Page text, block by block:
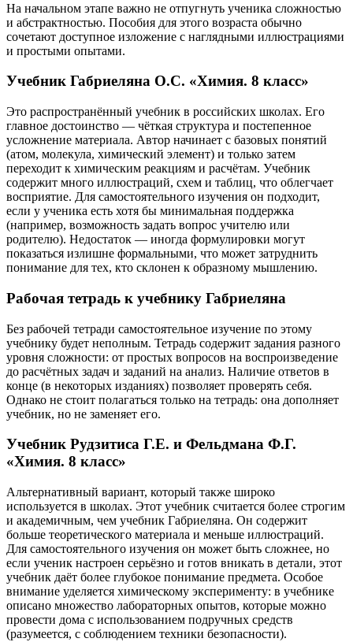
На начальном этапе важно не отпугнуть ученика сложностью
и абстрактностью. Пособия для этого возраста обычно
сочетают доступное изложение с наглядными иллюстрациями
и простыми опытами.
Учебник Габриеляна О.С. «Химия. 8 класс»
Это распространённый учебник в российских школах. Его
главное достоинство — чёткая структура и постепенное
усложнение материала. Автор начинает с базовых понятий
(атом, молекула, химический элемент) и только затем
переходит к химическим реакциям и расчётам. Учебник
содержит много иллюстраций, схем и таблиц, что облегчает
восприятие. Для самостоятельного изучения он подходит,
если у ученика есть хотя бы минимальная поддержка
(например, возможность задать вопрос учителю или
родителю). Недостаток — иногда формулировки могут
показаться излишне формальными, что может затруднить
понимание для тех, кто склонен к образному мышлению.
Рабочая тетрадь к учебнику Габриеляна
Без рабочей тетради самостоятельное изучение по этому
учебнику будет неполным. Тетрадь содержит задания разного
уровня сложности: от простых вопросов на воспроизведение
до расчётных задач и заданий на анализ. Наличие ответов в
конце (в некоторых изданиях) позволяет проверять себя.
Однако не стоит полагаться только на тетрадь: она дополняет
учебник, но не заменяет его.
Учебник Рудзитиса Г.Е. и Фельдмана Ф.Г.
«Химия. 8 класс»
Альтернативный вариант, который также широко
используется в школах. Этот учебник считается более строгим
и академичным, чем учебник Габриеляна. Он содержит
больше теоретического материала и меньше иллюстраций.
Для самостоятельного изучения он может быть сложнее, но
если ученик настроен серьёзно и готов вникать в детали, этот
учебник даёт более глубокое понимание предмета. Особое
внимание уделяется химическому эксперименту: в учебнике
описано множество лабораторных опытов, которые можно
провести дома с использованием подручных средств
(разумеется, с соблюдением техники безопасности).